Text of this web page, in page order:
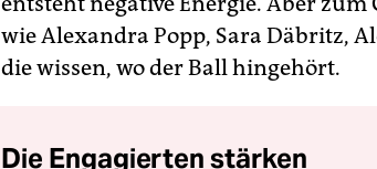
wie Alexandra Popp, Sara Däbritz,
die wissen, wo der Ball hingehört.
Die Engagierten stärken